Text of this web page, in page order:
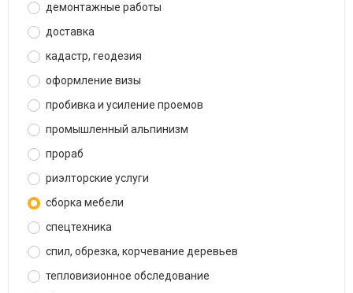
демонтажные работы
доставка
кадастр, геодезия
оформление визы
пробивка и усиление проемов
промышленный альпинизм
прораб
риэлторские услуги
сборка мебели
спецтехника
спил, обрезка, корчевание деревьев
тепловизионное обследование